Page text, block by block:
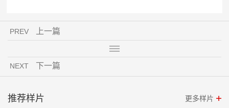
PREV 上一篇
NEXT 下一篇
推荐样片 更多样片